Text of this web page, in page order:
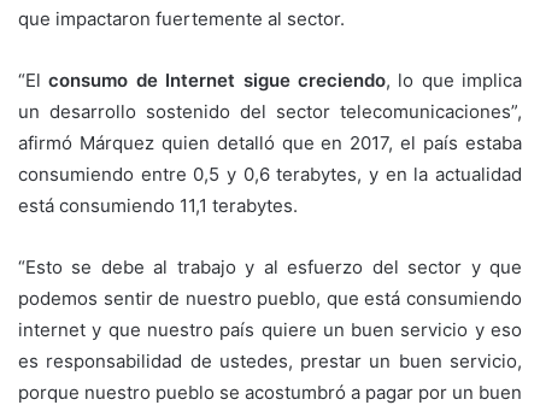
que impactaron fuertemente al sector.
“Elconsumo de Internet sigue creciendo, lo que implica
un desarrollo sostenido del sector telecomunicaciones”,
afirmó Márquez quien detalló que en 2017, el país estaba
consumiendo entre 0,5 y 0,6 terabytes, y en la actualidad
está consumiendo 11,1 terabytes.
“Esto se debe al trabajo y al esfuerzo del sector y que
podemos sentir de nuestro pueblo, que está consumiendo
internet y que nuestro país quiere un buen servicio y eso
es responsabilidad de ustedes, prestar un buen servicio,
porque nuestro pueblo se acostumbró a pagar por un buen